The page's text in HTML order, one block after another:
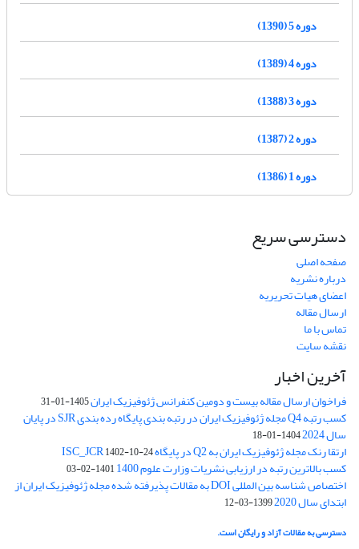
دوره 5 (1390)
دوره 4 (1389)
دوره 3 (1388)
دوره 2 (1387)
دوره 1 (1386)
دسترسی سریع
صفحه اصلی
درباره نشریه
اعضای هیات تحریریه
ارسال مقاله
تماس با ما
نقشه سایت
آخرین اخبار
فراخوان ارسال مقاله بیست و دومین کنفرانس ژئوفیزیک ایران1405-01-31
کسب رتبه Q4 مجله ژئوفیزیک ایران در رتبه بندی پایگاه رده بندی SJR در پایان
سال 2024 1404-01-18
ارتقا رنک مجله ژئوفیزیک ایران به Q2 در پایگاه ISC_JCR 1402-10-24
کسب بالاترین رتبه در ارزیابی نشریات وزارت علوم 1400 1401-02-03
اختصاص شناسه بین المللی DOI به مقالات پذیرفته شده مجله ژئوفیزیک ایران از
ابتدای سال 2020 1399-03-12
دسترسی به مقالات آزاد و رایگان است.